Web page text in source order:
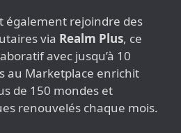
également rejoindre des
via Realm Plus, ce
avec jusqu’à 10
au Marketplace enrichit
de 150 mondes et
renouvelés chaque mois.